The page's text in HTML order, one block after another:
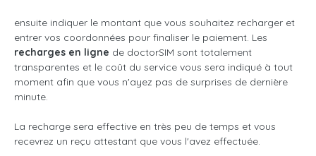
ensuite indiquer le montant que vous souhaitez recharger et
entrer vos coordonnées pour finaliser le paiement. Les
recharges en ligne de doctorSIM sont totalement
transparentes et le coût du service vous sera indiqué à tout
moment afin que vous n'ayez pas de surprises de dernière
minute.
La recharge sera effective en très peu de temps et vous
recevrez un reçu attestant que vous l'avez effectuée.